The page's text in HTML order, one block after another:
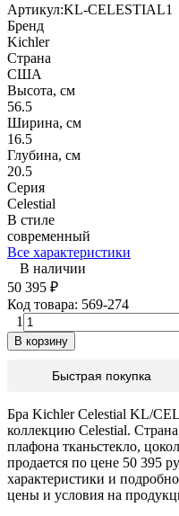
Артикул:KL-CELESTIAL1
Бренд
Kichler
Страна
США
Высота, см
56.5
Ширина, см
16.5
Глубина, см
20.5
Серия
Celestial
В стиле
современный
Все характеристики
В наличии
50 395 ₽
Код товара: 569-274
1
В корзину
Быстрая покупка
Бра Kichler Celestial KL/
коллекцию Celestial.
плафона тканьстекло,
продается по цене 50 395
характеристики и
цены и условия на